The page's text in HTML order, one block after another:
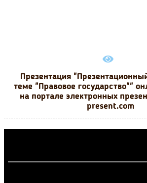
Презентация
теме "Правовое государство""
на портале электронных
present.com